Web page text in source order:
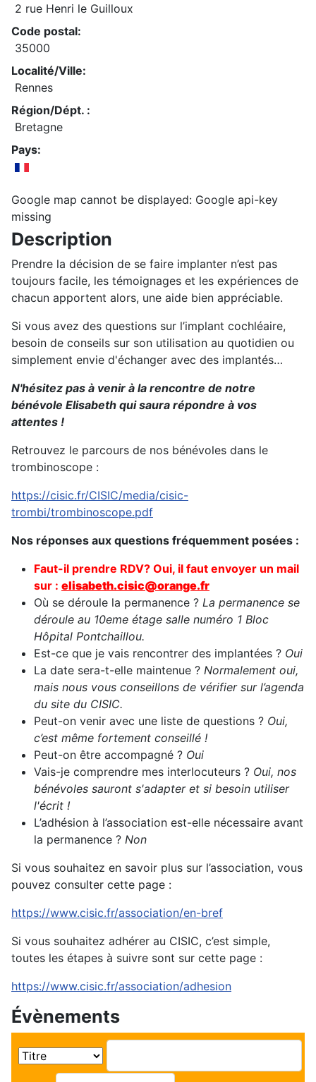
2 rue Henri le Guilloux
Code postal:
35000
Localité/Ville:
Rennes
Région/Dépt. :
Bretagne
Pays:
Google map cannot be displayed: Google api-key
missing
Description
Prendre la décision de se faire implanter n’est pas
toujours facile, les témoignages et les expériences de
chacun apportent alors, une aide bien appréciable.
Si vous avez des questions sur l’implant cochléaire,
besoin de conseils sur son utilisation au quotidien ou
simplement envie d'échanger avec des implantés…
N'hésitez pas à venir à la rencontre de notre
bénévole Elisabeth qui saura répondre à vos
attentes !
Retrouvez le parcours de nos bénévoles dans le
trombinoscope :
https://cisic.fr/CISIC/media/cisic-
trombi/trombinoscope.pdf
Nos réponses aux questions fréquemment posées :
Faut-il prendre RDV? Oui, il faut envoyer un mail
sur : elisabeth.cisic@orange.fr
Où se déroule la permanence ? La permanence se
déroule au 10eme étage salle numéro 1 Bloc
Hôpital Pontchaillou.
Est-ce que je vais rencontrer des implantées ? Oui
La date sera-t-elle maintenue ? Normalement oui,
mais nous vous conseillons de vérifier sur l’agenda
du site du CISIC.
Peut-on venir avec une liste de questions ? Oui,
c’est même fortement conseillé !
Peut-on être accompagné ? Oui
Vais-je comprendre mes interlocuteurs ? Oui, nos
bénévoles sauront s'adapter et si besoin utiliser
l'écrit !
L’adhésion à l’association est-elle nécessaire avant
la permanence ? Non
Si vous souhaitez en savoir plus sur l’association, vous
pouvez consulter cette page :
https://www.cisic.fr/association/en-bref
Si vous souhaitez adhérer au CISIC, c’est simple,
toutes les étapes à suivre sont sur cette page :
https://www.cisic.fr/association/adhesion
Évènements